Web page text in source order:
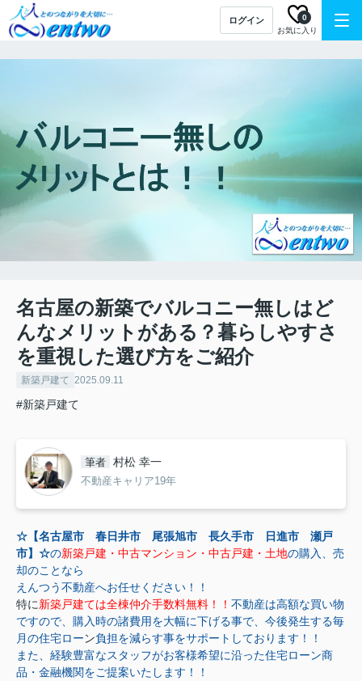
ログイン
お気に入り
0
名古屋の新築でバルコニー無しはど
んなメリットがある？暮らしやすさ
を重視した選び方をご紹介
新築戸建て 2025.09.11
#新築戸建て
筆者 村松 幸一
不動産キャリア19年
☆【名古屋市 春日井市 尾張旭市 長久手市 日進市 瀬戸
市】☆の新築戸建・中古マンション・中古戸建・土地の購入、売
却のことなら
えんつう不動産へお任せください！！
特に新築戸建ては全棟仲介手数料無料！！ 不動産は高額な買い物
ですので、購入時の諸費用を大幅に下げる事で、今後発生する毎
月の住宅ローン負担を減らす事をサポートしております！！
また、経験豊富なスタッフがお客様希望に沿った住宅ローン商
品・金融機関をご提案いたします！！